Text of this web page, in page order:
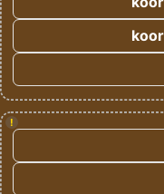
!